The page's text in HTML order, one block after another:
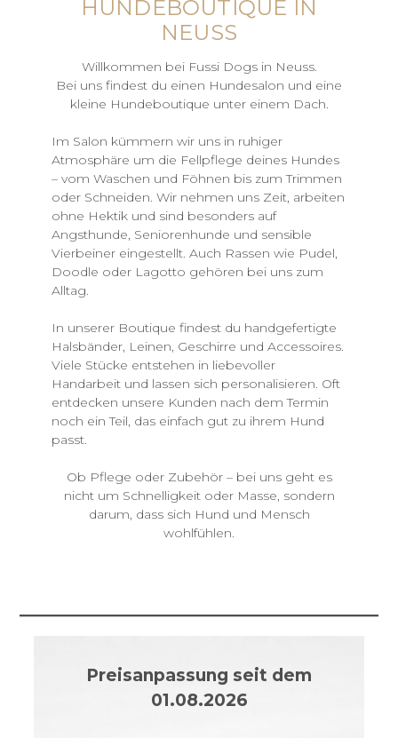
HUNDEBOUTIQUE IN
NEUSS
Willkommen bei Fussi Dogs in Neuss.
Bei uns findest du einen Hundesalon und eine
kleine Hundeboutique unter einem Dach.
Im Salon kümmern wir uns in ruhiger
Atmosphäre um die Fellpflege deines Hundes
– vom Waschen und Föhnen bis zum Trimmen
oder Schneiden. Wir nehmen uns Zeit, arbeiten
ohne Hektik und sind besonders auf
Angsthunde, Seniorenhunde und sensible
Vierbeiner eingestellt. Auch Rassen wie Pudel,
Doodle oder Lagotto gehören bei uns zum
Alltag.
In unserer Boutique findest du handgefertigte
Halsbänder, Leinen, Geschirre und Accessoires.
Viele Stücke entstehen in liebevoller
Handarbeit und lassen sich personalisieren. Oft
entdecken unsere Kunden nach dem Termin
noch ein Teil, das einfach gut zu ihrem Hund
passt.
Ob Pflege oder Zubehör – bei uns geht es
nicht um Schnelligkeit oder Masse, sondern
darum, dass sich Hund und Mensch
wohlfühlen.
Preisanpassung seit dem
01.08.2026